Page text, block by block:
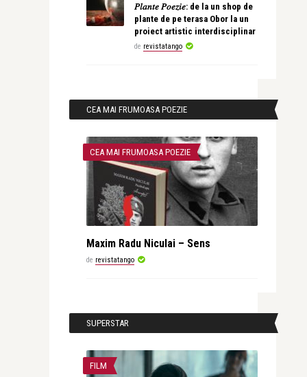
𝑃𝑙𝑎𝑛𝑡𝑒 𝑃𝑜𝑒𝑧𝑖𝑒: de la un shop de
plante de pe terasa Obor la un
proiect artistic interdisciplinar
de revistatango
CEA MAI FRUMOASA POEZIE
CEA MAI FRUMOASA POEZIE
Maxim Radu Niculai – Sens
de revistatango
SUPERSTAR
FILM